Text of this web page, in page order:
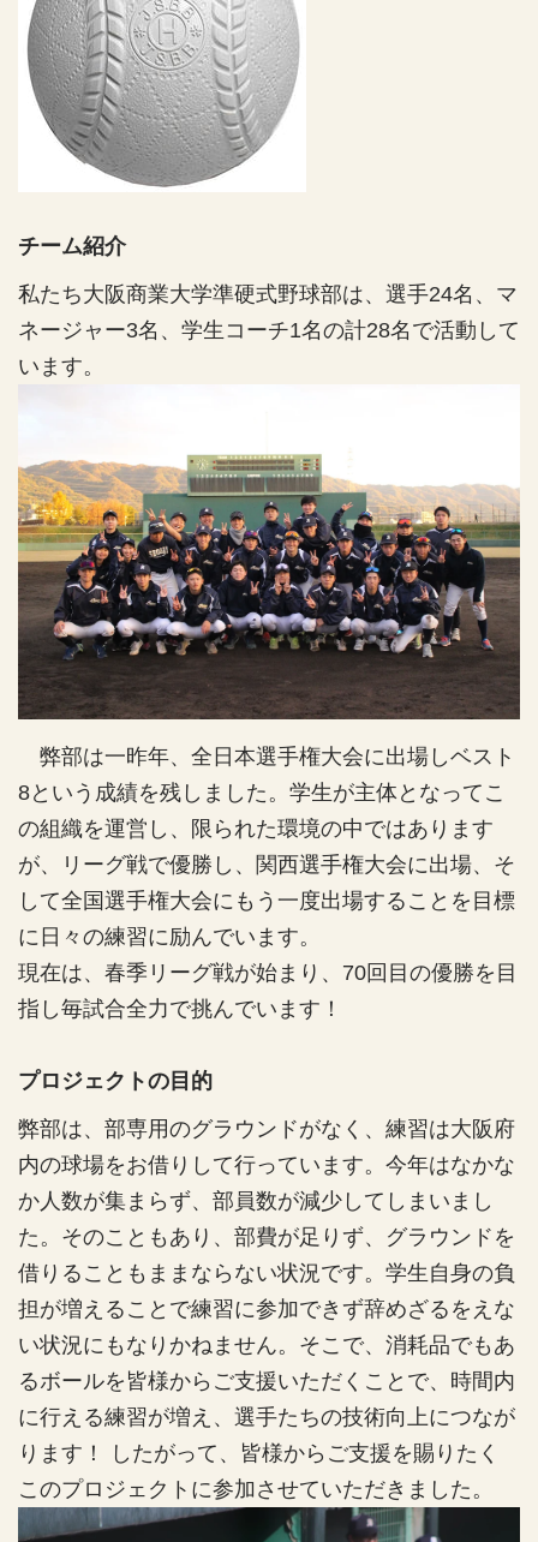
減
ら
す
増
や
す
チーム紹介
私たち大阪商業大学準硬式野球部は、選手24名、マ
ネージャー3名、学生コーチ1名の計28名で活動して
います。
弊部は一昨年、全日本選手権大会に出場しベスト
8という成績を残しました。学生が主体となってこ
の組織を運営し、限られた環境の中ではあります
が、リーグ戦で優勝し、関西選手権大会に出場、そ
して全国選手権大会にもう一度出場することを目標
に日々の練習に励んでいます。
現在は、春季リーグ戦が始まり、70回目の優勝を目
指し毎試合全力で挑んでいます！
プロジェクトの目的
弊部は、部専用のグラウンドがなく、練習は大阪府
内の球場をお借りして行っています。今年はなかな
か人数が集まらず、部員数が減少してしまいまし
た。そのこともあり、部費が足りず、グラウンドを
借りることもままならない状況です。学生自身の負
担が増えることで練習に参加できず辞めざるをえな
い状況にもなりかねません。そこで、消耗品でもあ
るボールを皆様からご支援いただくことで、時間内
に行える練習が増え、選手たちの技術向上につなが
ります！ したがって、皆様からご支援を賜りたく
このプロジェクトに参加させていただきました。